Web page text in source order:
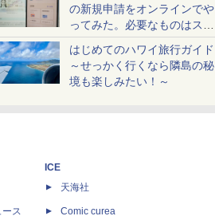
の新規申請をオンラインでや
ってみた。必要なものはスマ
ホとマイナカードのみ
はじめてのハワイ旅行ガイド
～せっかく行くなら隣島の秘
境も楽しみたい！～
ス
ICE
天海社
Comic curea